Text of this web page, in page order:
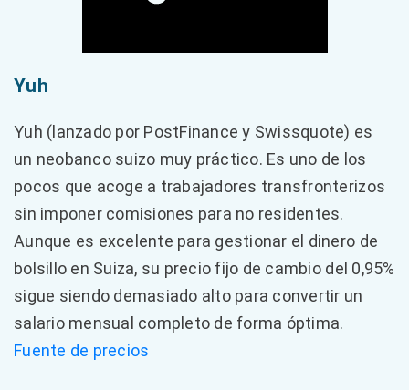
Yuh
Yuh (lanzado por PostFinance y Swissquote) es
un neobanco suizo muy práctico. Es uno de los
pocos que acoge a trabajadores transfronterizos
sin imponer comisiones para no residentes.
Aunque es excelente para gestionar el dinero de
bolsillo en Suiza, su precio fijo de cambio del 0,95%
sigue siendo demasiado alto para convertir un
salario mensual completo de forma óptima.
Fuente de precios